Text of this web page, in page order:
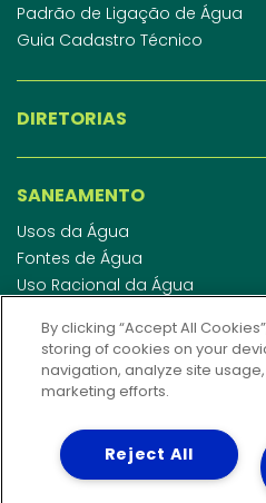
Padrão de Ligação de Água
Guia Cadastro Técnico
DIRETORIAS
SANEAMENTO
Usos da Água
Fontes de Água
Uso Racional da Água
Esgotamento Sanitário
Regulamento de Água e
Indicadores de qualidade da
INVESTIDORES
By clicking “Accept All
storing of cookies on your
navigation, analyze site
marketing efforts.
Reject All